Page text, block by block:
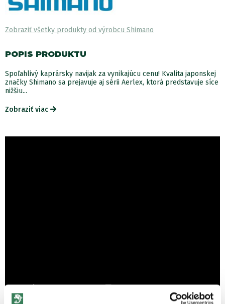
Zobraziť všetky produkty od výrobcu Shimano
POPIS PRODUKTU
Spoľahlivý kaprársky navijak za vynikajúcu cenu! Kvalita japonskej
značky Shimano sa prejavuje aj sérii Aerlex, ktorá predstavuje síce
nižšiu...
Zobraziť viac